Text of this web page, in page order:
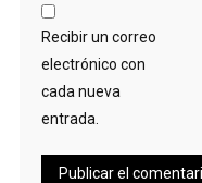
Recibir un correo
electrónico con
cada nueva
entrada.